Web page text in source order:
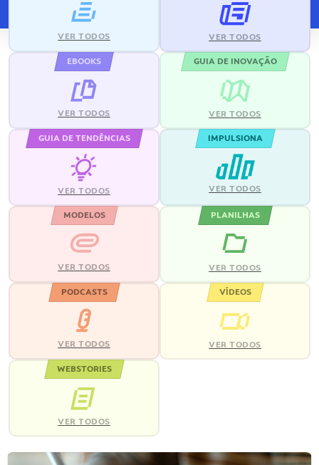
VER TODOS VER TODOS
EBOOKS
VER TODOS
GUIA DE INOVAÇÃO
VER TODOS
GUIA DE TENDÊNCIAS
VER TODOS
IMPULSIONA
VER TODOS
MODELOS
VER TODOS
PLANILHAS
VER TODOS
PODCASTS
VER TODOS
VÍDEOS
VER TODOS
WEBSTORIES
VER TODOS